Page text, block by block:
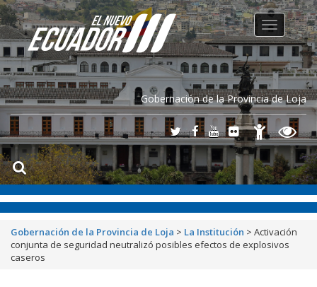
Gobernación de la Provincia de Loja
Toggle
navigation
Gobernación de la Provincia de Loja > La Institución > Activación
conjunta de seguridad neutralizó posibles efectos de explosivos
caseros